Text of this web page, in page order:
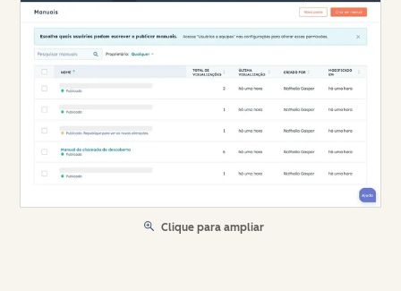
Clique para ampliar